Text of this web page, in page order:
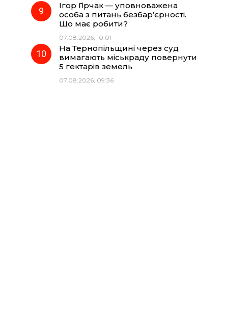
Ігор Гірчак — уповноважена
особа з питань безбар’єрності.
Що має робити?
07.08.2026, 10:01
На Тернопільщині через суд
вимагають міськраду повернути
5 гектарів земель
07.08.2026, 09:36